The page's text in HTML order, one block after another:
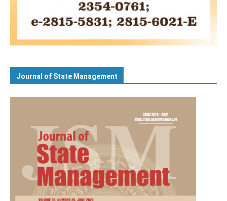
Journal of State Management